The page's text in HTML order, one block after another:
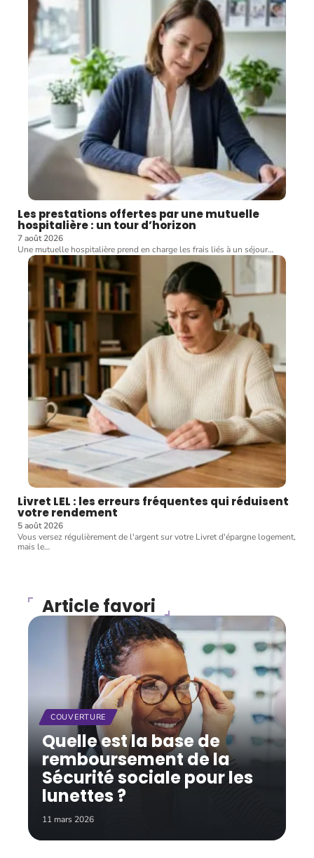
Les prestations offertes par une mutuelle
hospitalière : un tour d’horizon
7 août 2026
Une mutuelle hospitalière prend en charge les frais liés à un séjour…
Livret LEL : les erreurs fréquentes qui réduisent
votre rendement
5 août 2026
Vous versez régulièrement de l'argent sur votre Livret d'épargne logement,
mais le…
Article favori
COUVERTURE
Quelle est la base de
remboursement de la
Sécurité sociale pour les
lunettes ?
11 mars 2026